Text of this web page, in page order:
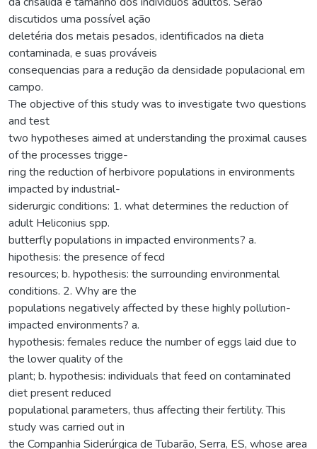
discutidos uma possível ação
deletéria dos metais pesados, identificados na dieta
contaminada, e suas prováveis
consequencias para a redução da densidade populacional em
campo.
The objective of this study was to investigate two questions
and test
two hypotheses aimed at understanding the proximal causes
of the processes trigge-
ring the reduction of herbivore populations in environments
impacted by industrial-
siderurgic conditions: 1. what determines the reduction of
adult Heliconius spp.
butterfly populations in impacted environments? a.
hipothesis: the presence of fecd
resources; b. hypothesis: the surrounding environmental
conditions. 2. Why are the
populations negatively affected by these highly pollution-
impacted environments? a.
hypothesis: females reduce the number of eggs laid due to
the lower quality of the
plant; b. hypothesis: individuals that feed on contaminated
diet present reduced
populational parameters, thus affecting their fertility. This
study was carried out in
the Companhia Siderúrgica de Tubarão, Serra, ES, whose area